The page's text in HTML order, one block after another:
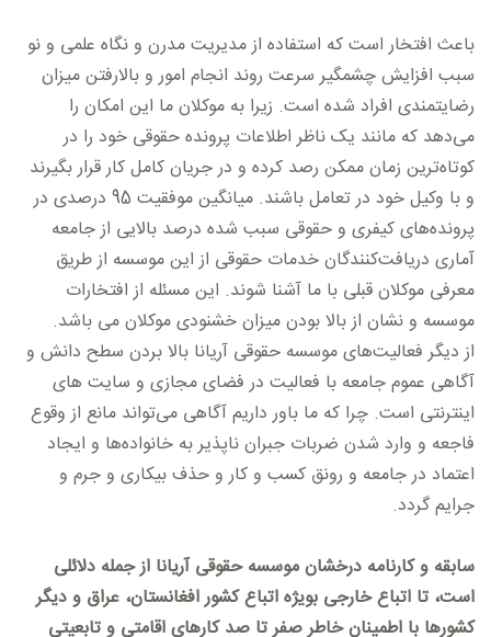
باعث افتخار است که استفاده از مدیریت مدرن و نگاه علمی و نو
سبب افزایش چشمگیر سرعت روند انجام امور و بالارفتن میزان
رضایتمندی افراد شده است. زیرا به موکلان ما این امکان را
می‌دهد که مانند یک ناظر اطلاعات پرونده حقوقی خود را در
کوتاه‌ترین زمان ممکن رصد کرده و در جریان کامل کار قرار بگیرند
و با وکیل خود در تعامل باشند. میانگین موفقیت 95 درصدی در
پرونده‌هایکیفری و حقوقی سبب شده درصد بالایی از جامعه
آماری دریافت‌کنندگان خدمات حقوقی از این موسسه از طریق
معرفی موکلان قبلی با ما آشنا شوند. این مسئله از افتخارات
موسسه و نشان از بالا بودن میزان خشنودی موکلان می­ باشد.
از دیگر فعالیت‌های موسسه حقوقی آریانا بالا بردن سطح دانش و
آگاهی عموم جامعه با فعالیت در فضای مجازی و سایت های
اینترنتی است. چرا که ما باور داریم آگاهی می‌تواند مانع از وقوع
فاجعه و وارد شدن ضربات جبران ناپذیر به خانواده‌ها و ایجاد
اعتماد در جامعه و رونق کسب و کار و حذف بیکاری و جرم و
جرایم گردد.
سابقه و کارنامه درخشان موسسه حقوقی آریانا از جمله دلائلی
است، تا اتباع خارجی بویژه اتباع کشور افغانستان، عراق و دیگر
کشورها با اطمینان خاطر صفر تا صد کارهای اقامتی و تابعیتی